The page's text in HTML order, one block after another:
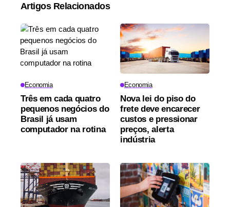
Artigos Relacionados
Economia
Três em cada quatro
pequenos negócios do
Brasil já usam
computador na rotina
Economia
Nova lei do piso do
frete deve encarecer
custos e pressionar
preços, alerta
indústria